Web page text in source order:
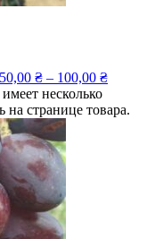
₴ – 100,00 ₴
несколько
странице товара.